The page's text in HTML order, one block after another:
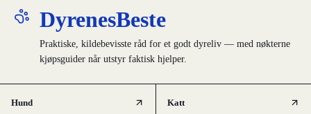
DyrenesBeste
Praktiske, kildebevisste råd for et godt dyreliv — med nøkterne
kjøpsguider når utstyr faktisk hjelper.
Hund Katt